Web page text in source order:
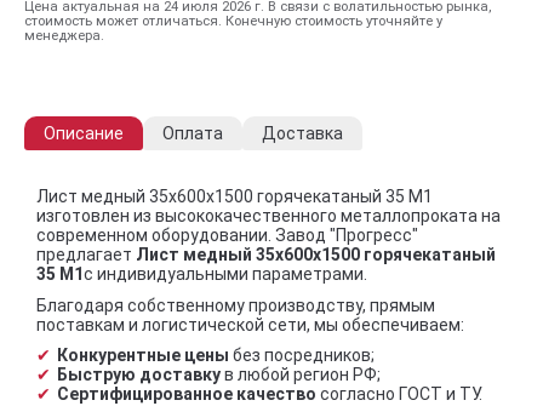
Цена актуальная на 24 июля 2026 г. В связи с волатильностью рынка,
стоимость может отличаться. Конечную стоимость уточняйте у
менеджера.
Описание Оплата Доставка
Лист медный 35х600х1500 горячекатаный 35 М1
изготовлен из высококачественного металлопроката на
современном оборудовании. Завод "Прогресс"
предлагает Лист медный 35х600х1500 горячекатаный
35 М1с индивидуальными параметрами.
Благодаря собственному производству, прямым
поставкам и логистической сети, мы обеспечиваем:
Конкурентные цены без посредников;
Быструю доставкув любой регион РФ;
Сертифицированное качество согласно ГОСТ и ТУ.